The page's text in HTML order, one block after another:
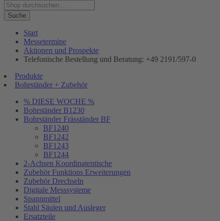
Suche
Start
Messetermine
Aktionen und Prospekte
Telefonische Bestellung und Beratung: +49 2191/597-0
Produkte
Bohrständer + Zubehör
% DIESE WOCHE %
Bohrständer B1230
Bohrständer Fräsständer BF
BF1240
BF1242
BF1243
BF1244
2-Achsen Koordinatentische
Zubehör Funktions Erweiterungen
Zubehör Drechseln
Digitale Messsysteme
Spannmittel
Stahl Säulen und Ausleger
Ersatzteile